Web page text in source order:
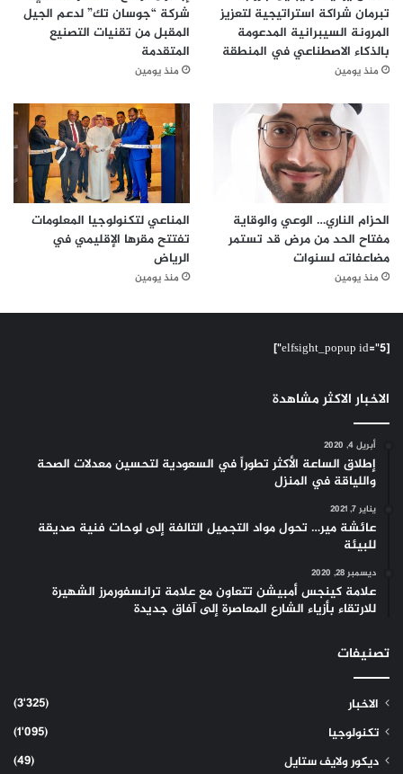
تبرمان شراكة استراتيجية لتعزيز
المرونة السيبرانية المدعومة
بالذكاء الاصطناعي في المنطقة
منذ يومين
شركة “جوسان تك” لدعم الجيل
المقبل من تقنيات التصنيع
المتقدمة
منذ يومين
الحزام الناري… الوعي والوقاية
مفتاح الحد من مرض قد تستمر
مضاعفاته لسنوات
منذ يومين
المناعي لتكنولوجيا المعلومات
تفتتح مقرها الإقليمي في
الرياض
منذ يومين
[elfsight_popup id="5"]
الاخبار الاكثر مشاهدة
أبريل 4, 2020
إطلاق الساعة الأكثر تطوراً في السعودية لتحسين معدلات الصحة
واللياقة في المنزل
يناير 7, 2021
عائشة مير… تحول مواد التجميل التالفة إلى لوحات فنية صديقة
للبيئة
ديسمبر 28, 2020
علامة كينجس أمبيشن تتعاون مع علامة ترانسفورمرز الشهيرة
للارتقاء بأزياء الشارع المعاصرة إلى آفاق جديدة
تصنيفات
الاخبار
(3٬325)
تكنولوجيا
(1٬095)
ديكور ولايف ستايل
(49)